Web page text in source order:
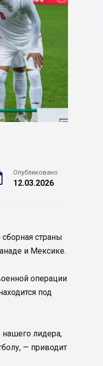
Опубликовано
12.03.2026
страны
и Мексике.
операции
под
лидера,
— приводит